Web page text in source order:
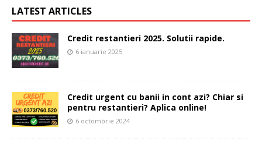
LATEST ARTICLES
Credit restantieri 2025. Solutii rapide.
6 ianuarie 2025
Credit urgent cu banii in cont azi? Chiar si
pentru restantieri? Aplica online!
6 octombrie 2024